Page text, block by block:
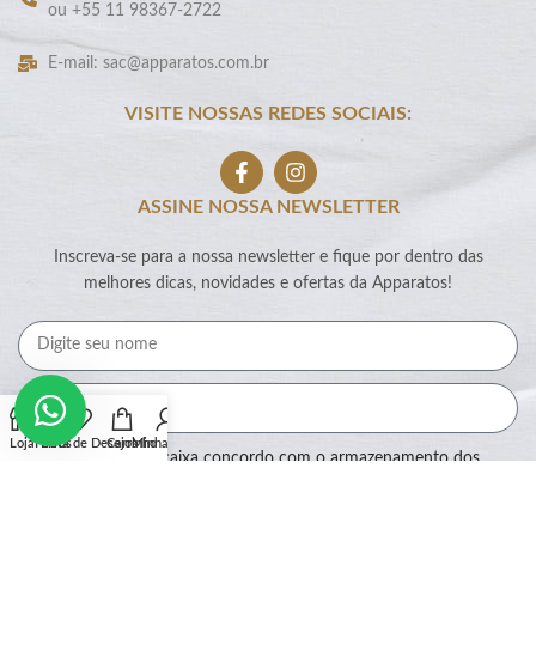
ou +55 11 98367-2722
E-mail: sac@apparatos.com.br
VISITE NOSSAS REDES SOCIAIS:
ASSINE NOSSA NEWSLETTER
Inscreva-se para a nossa newsletter e fique por dentro das
melhores dicas, novidades e ofertas da Apparatos!
Ao marcar essa caixa concordo com o armazenamento dos
LojaFiltros
Lista de Desejos
CarrinhoMinha conta